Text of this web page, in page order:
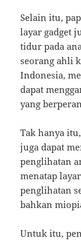
Selain itu,
layar gadget
tidur pada
seorang ahli
Indonesia,
dapat
yang
Tak hanya
juga dapat
penglihatan
menatap
penglihatan
bahkan
Untuk itu,